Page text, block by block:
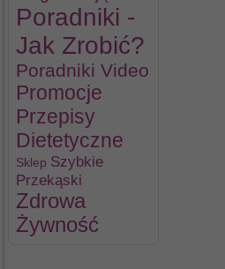
Poradniki -
Jak Zrobić?
Poradniki Video
Promocje
Przepisy
Dietetyczne
Sklep Szybkie
Przekąski
Zdrowa
Żywność